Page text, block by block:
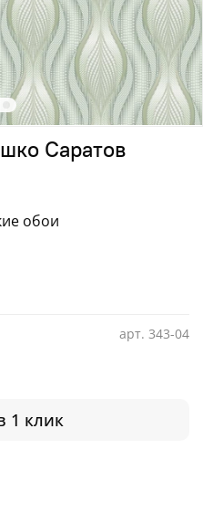
арт. 343-04
Саратов
1 клик
обои